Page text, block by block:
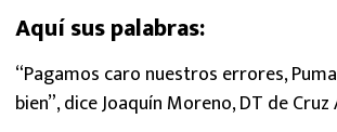
Aquí sus palabras:
“Pagamos caro nuestros errores,
bien”, dice Joaquín Moreno, DT de Cruz